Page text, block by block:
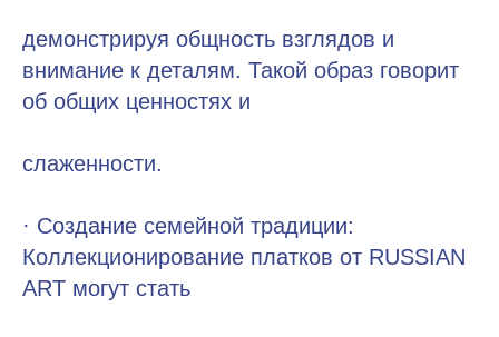
демонстрируя общность взглядов и
внимание к деталям. Такой образ говорит
об общих ценностях и
слаженности.
· Создание семейной традиции:
Коллекционирование платков от RUSSIAN
ART могут стать